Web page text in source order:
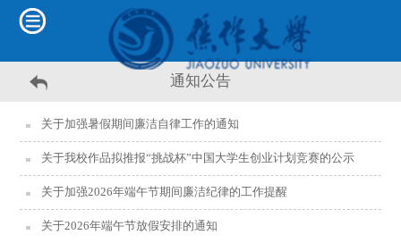
通知公告
关于加强暑假期间廉洁自律工作的通知
关于我校作品拟推报“挑战杯”中国大学生创业计划竞赛的公示
关于加强2026年端午节期间廉洁纪律的工作提醒
关于2026年端午节放假安排的通知